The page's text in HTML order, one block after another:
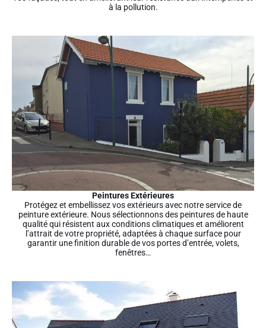
à la pollution.
Peintures Extérieures
Protégez et embellissez vos extérieurs avec notre service de
peinture extérieure. Nous sélectionnons des peintures de haute
qualité qui résistent aux conditions climatiques et améliorent
l’attrait de votre propriété, adaptées à chaque surface pour
garantir une finition durable de vos portes d’entrée, volets,
fenêtres…